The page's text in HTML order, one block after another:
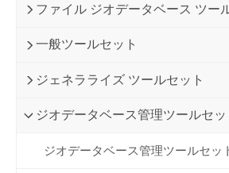
ファイル ジオデータベース ツー
一般ツールセット
ジェネラライズ ツールセット
ジオデータベース管理ツールセッ
ジオデータベース管理ツールセッ